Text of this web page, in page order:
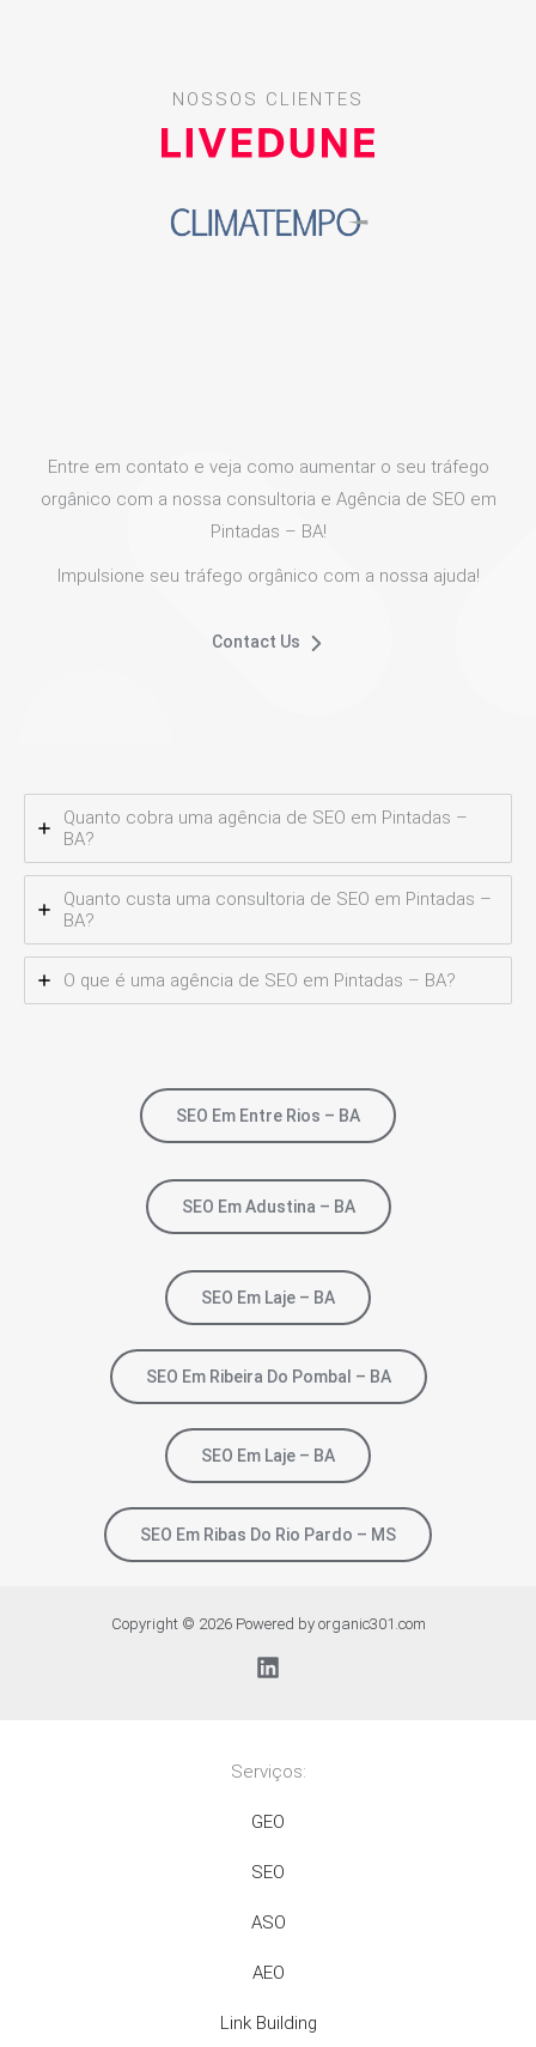
NOSSOS CLIENTES
Entre em contato e veja como aumentar o seu tráfego
orgânico com a nossa consultoria e Agência de SEO em
Pintadas – BA!
Impulsione seu tráfego orgânico com a nossa ajuda!
Contact Us
Quanto cobra uma agência de SEO em Pintadas –
BA?
Quanto custa uma consultoria de SEO em Pintadas –
BA?
O que é uma agência de SEO em Pintadas – BA?
SEO Em Entre Rios – BA
SEO Em Adustina – BA
SEO Em Laje – BA
SEO Em Ribeira Do Pombal – BA
SEO Em Laje – BA
SEO Em Ribas Do Rio Pardo – MS
Copyright © 2026 Powered by organic301.com
Serviços:
GEO
SEO
ASO
AEO
Link Building